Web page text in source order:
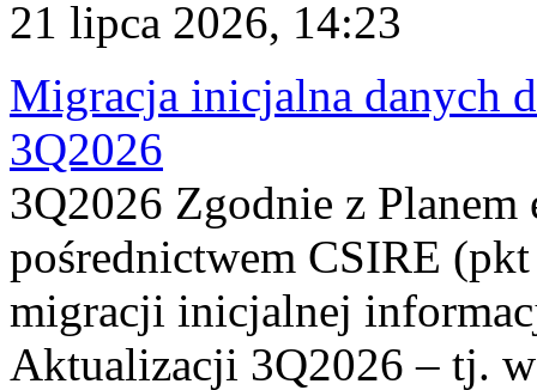
21 lipca 2026, 14:23
Migracja inicjalna danych
3Q2026
3Q2026 Zgodnie z
pośrednictwem CSIRE
migracji inicjalnej
Aktualizacji 3Q2026 – tj.